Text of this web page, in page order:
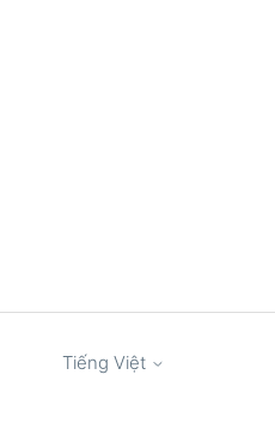
Tiếng Việt